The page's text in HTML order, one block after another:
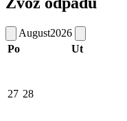
August2026
Po
Ut
27 28